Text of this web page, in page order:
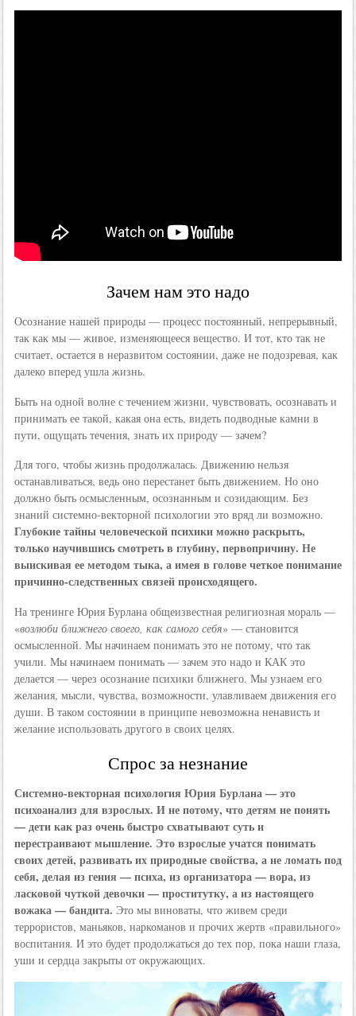
Зачем нам это надо
Осознание нашей природы — процесс постоянный, непрерывный,
так как мы — живое, изменяющееся вещество. И тот, кто так не
считает, остается в неразвитом состоянии, даже не подозревая, как
далеко вперед ушла жизнь.
Быть на одной волне с течением жизни, чувствовать, осознавать и
принимать ее такой, какая она есть, видеть подводные камни в
пути, ощущать течения, знать их природу — зачем?
Для того, чтобы жизнь продолжалась. Движению нельзя
останавливаться, ведь оно перестанет быть движением. Но оно
должно быть осмысленным, осознанным и созидающим. Без
знаний системно-векторной психологии это вряд ли возможно.
Глубокие тайны человеческой психики можно раскрыть,
только научившись смотреть в глубину, первопричину. Не
выискивая ее методом тыка, а имея в голове четкое понимание
причинно-следственных связей происходящего.
На тренинге Юрия Бурлана общеизвестная религиозная мораль —
«возлюби ближнего своего, как самого себя» — становится
осмысленной. Мы начинаем понимать это не потому, что так
учили. Мы начинаем понимать — зачем это надо и КАК это
делается — через осознание психики ближнего. Мы узнаем его
желания, мысли, чувства, возможности, улавливаем движения его
души. В таком состоянии в принципе невозможна ненависть и
желание использовать другого в своих целях.
Спрос за незнание
Системно-векторная психология Юрия Бурлана — это
психоанализ для взрослых. И не потому, что детям не понять
— дети как раз очень быстро схватывают суть и
перестраивают мышление. Это взрослые учатся понимать
своих детей, развивать их природные свойства, а не ломать под
себя, делая из гения — психа, из организатора — вора, из
ласковой чуткой девочки — проститутку, а из настоящего
вожака — бандита. Это мы виноваты, что живем среди
террористов, маньяков, наркоманов и прочих жертв «правильного»
воспитания. И это будет продолжаться до тех пор, пока наши глаза,
уши и сердца закрыты от окружающих.